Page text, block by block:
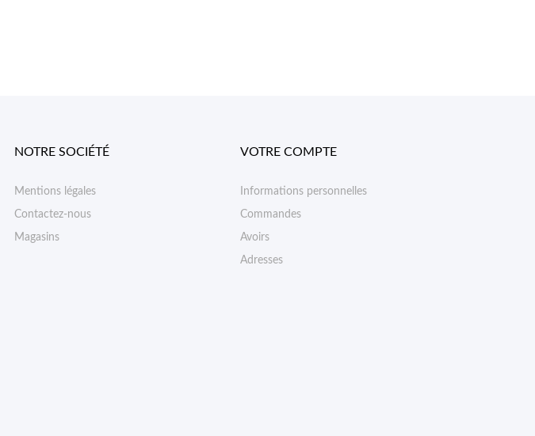
NOTRE SOCIÉTÉ
Mentions légales
Contactez-nous
Magasins
VOTRE COMPTE
Informations personnelles
Commandes
Avoirs
Adresses